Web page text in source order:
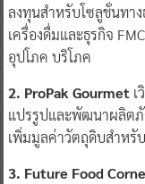
ลงทุนสําหรับโซลูชั่นทา
เครื่องดื่มและธุรกิจ
อุปโภค บริโภค
2. ProPak Gourmetเ
แปรรูปและพัฒนาผลิตภั
เพิ่มมูลค่าวัตถุดิบสําหรั
3. Future Food